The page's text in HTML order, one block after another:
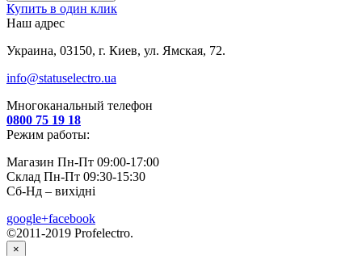
Купить в один клик
Наш адрес
Украина, 03150, г. Киев, ул. Ямская, 72.
info@statuselectro.ua
Многоканальный телефон
0800 75 19 18
Режим работы:
Магазин Пн-Пт 09:00-17:00
Склад Пн-Пт 09:30-15:30
Сб-Нд – вихідні
google+facebook
©2011-2019 Profelectro.
×